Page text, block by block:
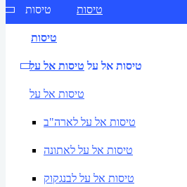
טיסות טיסות
טיסות
טיסות אל על טיסות אל על
טיסות אל על
טיסות אל על לארה"ב
טיסות אל על לאתונה
טיסות אל על לבנגקוק